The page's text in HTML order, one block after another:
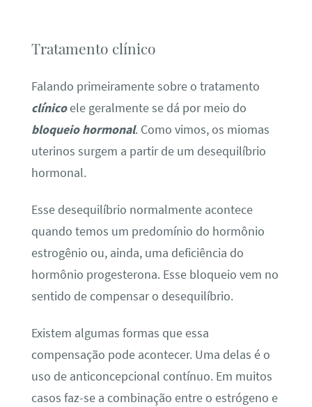
Tratamento clínico
Falando primeiramente sobre o tratamento
clínicoele geralmente se dá por meio do
bloqueio hormonal. Como vimos, os miomas
uterinos surgem a partir de um desequilíbrio
hormonal.
Esse desequilíbrio normalmente acontece
quando temos um predomínio do hormônio
estrogênio ou, ainda, uma deficiência do
hormônio progesterona. Esse bloqueio vem no
sentido de compensar o desequilíbrio.
Existem algumas formas que essa
compensação pode acontecer. Uma delas é o
uso de anticoncepcional contínuo. Em muitos
casos faz-se a combinação entre o estrógeno e